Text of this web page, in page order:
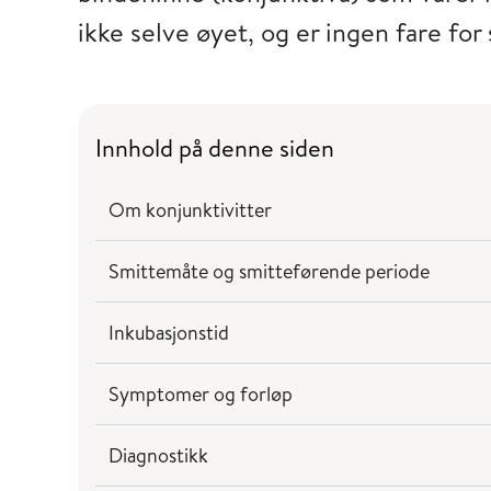
ikke selve øyet, og er ingen fare for
Innhold på denne siden
Om konjunktivitter
Smittemåte og smitteførende periode
Inkubasjonstid
Symptomer og forløp
Diagnostikk